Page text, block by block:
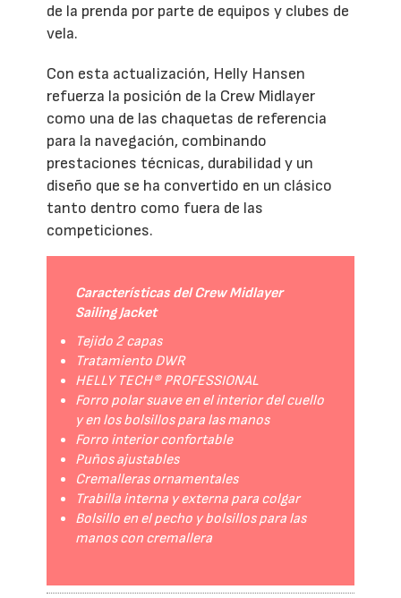
de la prenda por parte de equipos y clubes de
vela.
Con esta actualización, Helly Hansen
refuerza la posición de la Crew Midlayer
como una de las chaquetas de referencia
para la navegación, combinando
prestaciones técnicas, durabilidad y un
diseño que se ha convertido en un clásico
tanto dentro como fuera de las
competiciones.
Características del Crew Midlayer
Sailing Jacket
Tejido 2 capas
Tratamiento DWR
HELLY TECH® PROFESSIONAL
Forro polar suave en el interior del cuello
y en los bolsillos para las manos
Forro interior confortable
Puños ajustables
Cremalleras ornamentales
Trabilla interna y externa para colgar
Bolsillo en el pecho y bolsillos para las
manos con cremallera